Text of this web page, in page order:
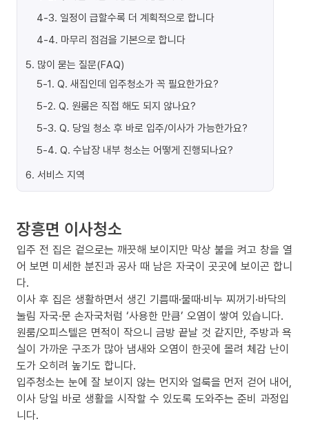
4-3. 일정이 급할수록 더 계획적으로 합니다
4-4. 마무리 점검을 기본으로 합니다
5. 많이 묻는 질문(FAQ)
5-1. Q. 새집인데 입주청소가 꼭 필요한가요?
5-2. Q. 원룸은 직접 해도 되지 않나요?
5-3. Q. 당일 청소 후 바로 입주/이사가 가능한가요?
5-4. Q. 수납장 내부 청소는 어떻게 진행되나요?
6. 서비스 지역
장흥면 이사청소
입주 전 집은 겉으로는 깨끗해 보이지만 막상 불을 켜고 창을 열
어 보면 미세한 분진과 공사 때 남은 자국이 곳곳에 보이곤 합니
다.
이사 후 집은 생활하면서 생긴 기름때·물때·비누 찌꺼기·바닥의
눌림 자국·문 손자국처럼 ‘사용한 만큼’ 오염이 쌓여 있습니다.
원룸/오피스텔은 면적이 작으니 금방 끝날 것 같지만, 주방과 욕
실이 가까운 구조가 많아 냄새와 오염이 한곳에 몰려 체감 난이
도가 오히려 높기도 합니다.
입주청소는 눈에 잘 보이지 않는 먼지와 얼룩을 먼저 걷어 내어,
이사 당일 바로 생활을 시작할 수 있도록 도와주는 준비 과정입
니다.